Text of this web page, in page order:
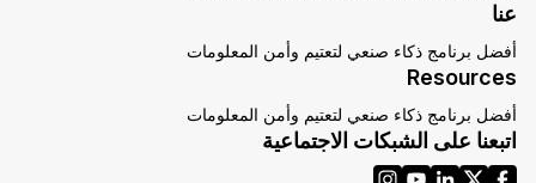
عنا
أفضل برنامج ذكاء صنعي لتعتيم وأمن المعلومات
Resources
أفضل برنامج ذكاء صنعي لتعتيم وأمن المعلومات
اتبعنا على الشبكات الاجتماعية